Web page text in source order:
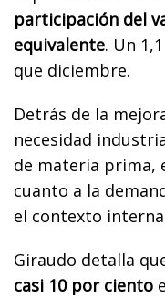
participación del
equivalente. Un
que diciembre.
Detrás de la
necesidad
de materia prima,
cuanto a la
el contexto
Giraudo detalla
casi 10 por ciento